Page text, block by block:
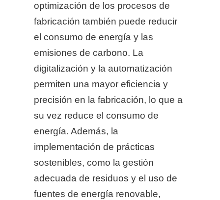
optimización de los procesos de
fabricación también puede reducir
el consumo de energía y las
emisiones de carbono. La
digitalización y la automatización
permiten una mayor eficiencia y
precisión en la fabricación, lo que a
su vez reduce el consumo de
energía. Además, la
implementación de prácticas
sostenibles, como la gestión
adecuada de residuos y el uso de
fuentes de energía renovable,